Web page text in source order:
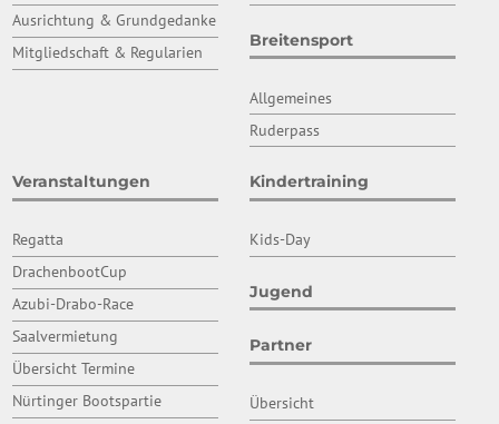
Ausrichtung & Grundgedanke
Mitgliedschaft & Regularien
Breitensport
Allgemeines
Ruderpass
Veranstaltungen
Regatta
DrachenbootCup
Azubi-Drabo-Race
Saalvermietung
Übersicht Termine
Nürtinger Bootspartie
Kindertraining
Kids-Day
Jugend
Partner
Übersicht